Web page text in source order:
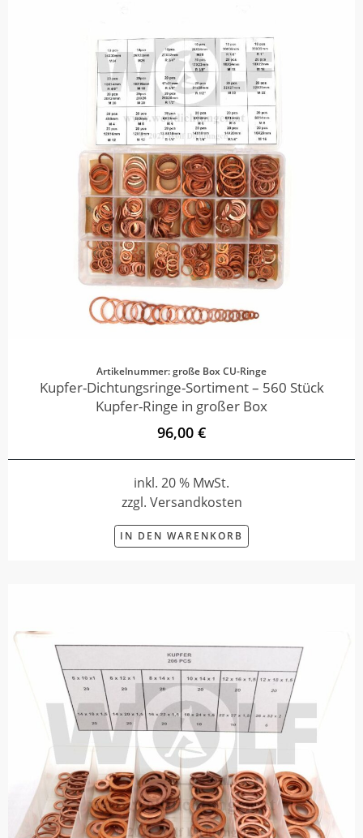
Artikelnummer: große Box CU-Ringe
Kupfer-Dichtungsringe-Sortiment – 560 Stück
Kupfer-Ringe in großer Box
96,00 €
inkl. 20 % MwSt.
zzgl. Versandkosten
IN DEN WARENKORB